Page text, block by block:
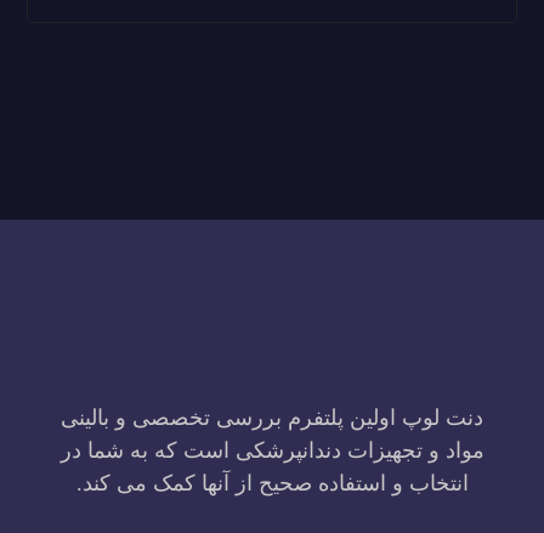
دنت لوپ اولین پلتفرم بررسی تخصصی و بالینی
مواد و تجهیزات دندانپرشکی است که به شما در
انتخاب و استفاده صحیح از آنها کمک می کند.